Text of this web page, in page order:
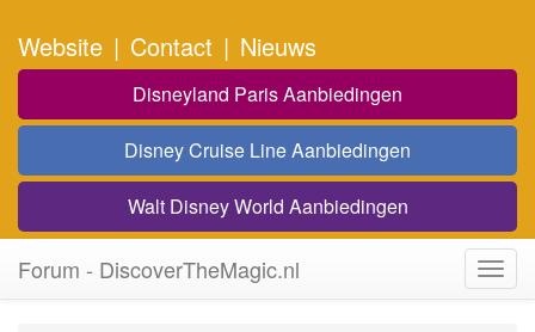
Website | Contact | Nieuws
Disneyland Paris Aanbiedingen
Disney Cruise Line Aanbiedingen
Walt Disney World Aanbiedingen
Forum - DiscoverTheMagic.nl